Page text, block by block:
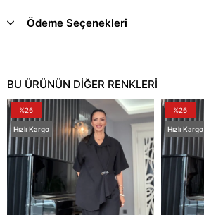
Ödeme Seçenekleri
BU ÜRÜNÜN DİĞER RENKLERİ
%26
Hızlı Kargo
%26
Hızlı Kargo